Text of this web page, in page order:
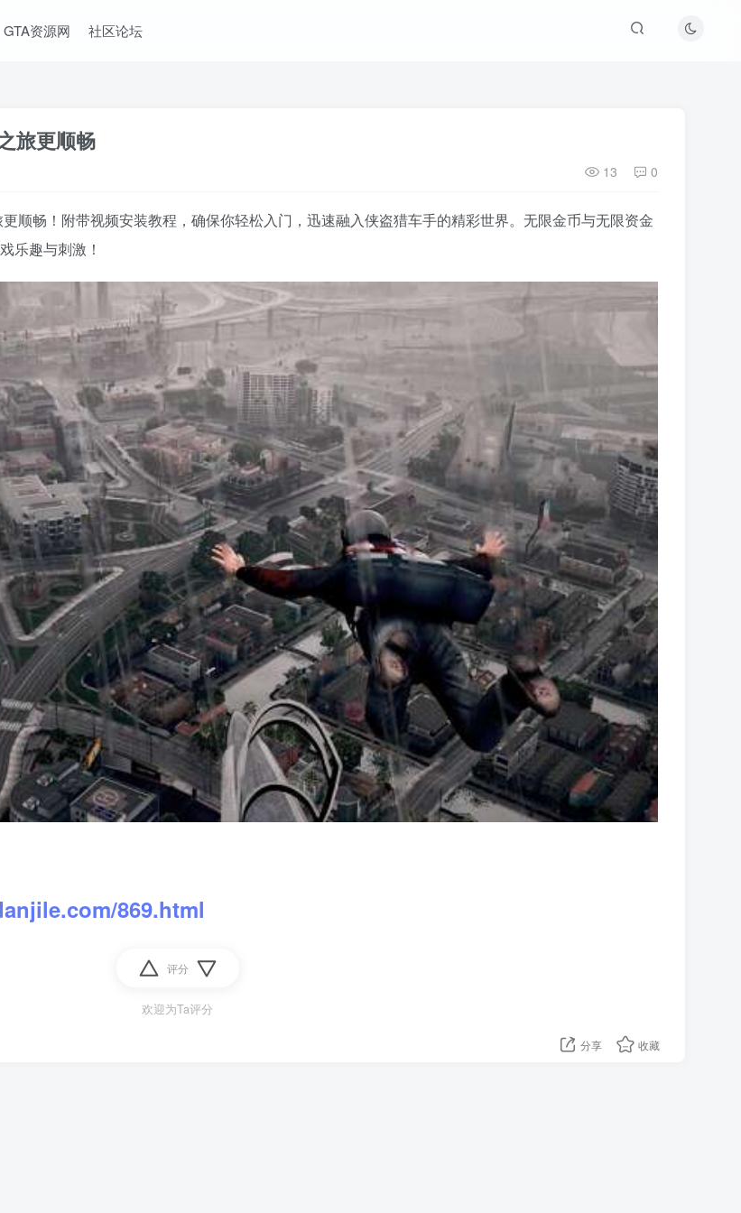
GTA资源网 社区论坛
旅更顺畅
13 0
顺畅！附带视频安装教程，确保你轻松入门，迅速融入侠盗猎车手的精彩世界。无限金币与无限资金
乐趣与刺激！
869.html
评分
欢迎为Ta评分
分享 收藏